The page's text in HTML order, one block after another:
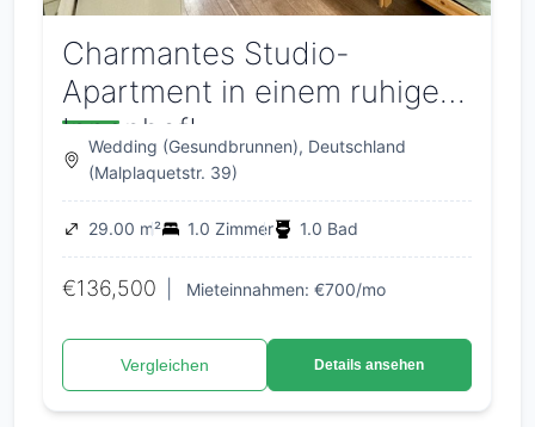
Charmantes Studio-
Apartment in einem ruhigen
Innenhof!
Wedding (Gesundbrunnen), Deutschland
(Malplaquetstr. 39)
29.00 m² 1.0 Zimmer 1.0 Bad
€136,500 Mieteinnahmen: €700/mo
Vergleichen Details ansehen